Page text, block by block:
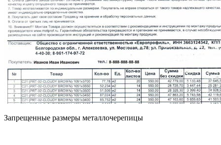
Запрещенные размеры металлочерепицы